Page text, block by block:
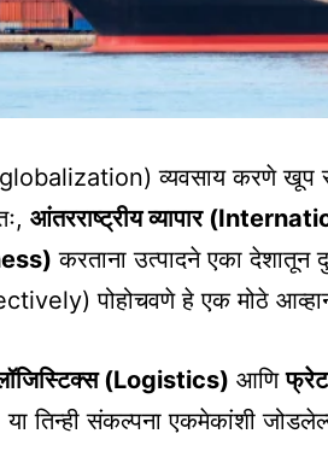
व्यवसाय करणे खूप
आंतरराष्ट्रीय व्यापार
करताना उत्पादने एका देशातून
पोहोचवणे हे एक मोठे
(Logistics) आणि
तिन्ही संकल्पना एकमेकांशी